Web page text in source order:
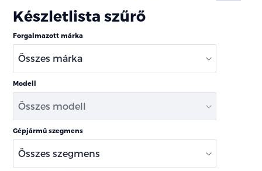
Készletlista szűrő
Forgalmazott márka
Modell
Gépjármű szegmens